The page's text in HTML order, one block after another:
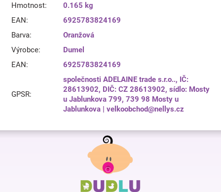
Hmotnost:
0.165 kg
EAN:
6925783824169
Barva:
Oranžová
Výrobce:
Dumel
EAN: 6925783824169
GPSR:
společnosti ADELAINE trade s.r.o.., IČ:
28613902, DIČ: CZ 28613902, sídlo: Mosty
u Jablunkova 799, 739 98 Mosty u
Jablunkova | velkoobchod@nellys.cz
Z